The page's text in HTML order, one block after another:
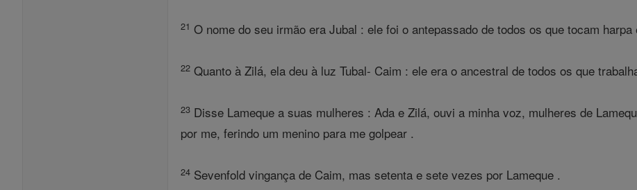
21 O nome do seu irmão era Jubal : ele foi o antepassado de todos os que tocam harpa
22 Quanto à Zilá, ela deu à luz Tubal- Caim : ele era o ancestral de todos os que
23 Disse Lameque a suas mulheres : Ada e Zilá, ouvi a minha voz, mulheres de
por me, ferindo um menino para me golpear .
24 Sevenfold vingança de Caim, mas setenta e sete vezes por Lameque .